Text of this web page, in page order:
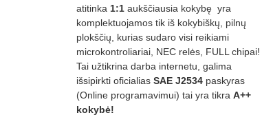
atitinka 1:1 aukščiausia kokybę yra
komplektuojamos tik iš kokybiškų, pilnų
plokščių, kurias sudaro visi reikiami
microkontroliariai, NEC relės, FULL chipai!
Tai užtikrina darba internetu, galima
išsipirkti oficialias SAE J2534 paskyras
(Online programavimui) tai yra tikra A++
kokybė!